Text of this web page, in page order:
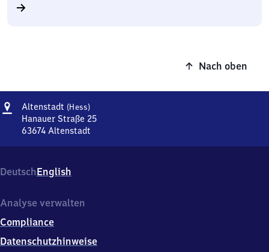
Nach oben
Adresse
Altenstadt (Hess)Altenstadt
(Hessen)
Hanauer Straße 25
63674 Altenstadt
Hanauer
Straße
6
6
7
DeutschEnglish
Analyse verwalten
Compliance
Datenschutzhinweise